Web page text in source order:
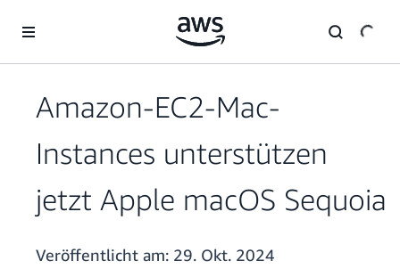
Überspringen zum Hauptinhalt
Amazon-EC2-Mac-
Instances unterstützen
jetzt Apple macOS Sequoia
Veröffentlicht am: 29. Okt. 2024